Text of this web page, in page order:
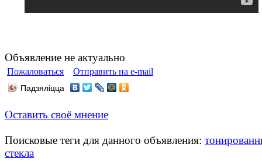
Объявление не актуально
Пожаловаться Отправить на e-mail
Падзяліцца
Оставить своё мнение
Поисковые теги для данного объявления:
стекла